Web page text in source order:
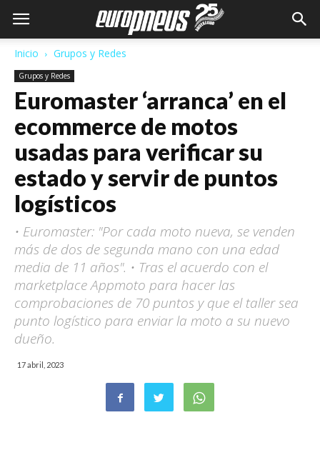
Inicio Grupos y Redes
Grupos y Redes
Euromaster ‘arranca’ en el
ecommerce de motos
usadas para verificar su
estado y servir de puntos
logísticos
• Euromaster: "Por cada moto nueva, se venden
más de dos de segunda mano con una edad
media de 11 años". • Tras el acuerdo con el
marketplace Appmoto para hacer las
comprobaciones de 70 puntos y que el taller sea
punto logístico para enviar la moto a su nuevo
dueño.
17 abril, 2023